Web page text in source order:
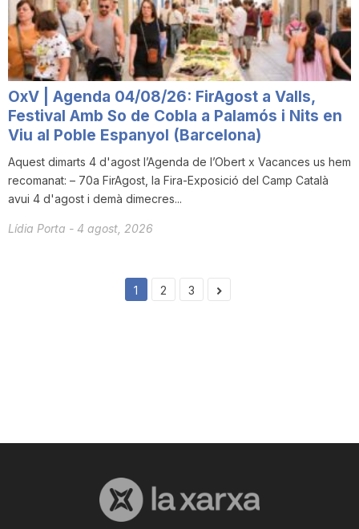
OxV | Agenda 04/08/26: FirAgost a Valls,
Festival Amb So de Cobla a Palamós i Nits en
Viu al Poble Espanyol (Barcelona)
Aquest dimarts 4 d'agost l’Agenda de l’Obert x Vacances us hem
recomanat: – 70a FirAgost, la Fira-Exposició del Camp Català
avui 4 d'agost i demà dimecres...
Lídia Porta - 4 agost, 2026
1 2 3